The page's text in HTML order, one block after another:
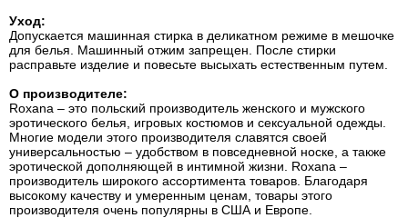
Уход:
Допускается машинная стирка в деликатном режиме в мешочке
для белья. Машинный отжим запрещен. После стирки
расправьте изделие и повесьте высыхать естественным путем.
О производителе:
Roxana – это польский производитель женского и мужского
эротического белья, игровых костюмов и сексуальной одежды.
Многие модели этого производителя славятся своей
универсальностью – удобством в повседневной носке, а также
эротической дополняющей в интимной жизни. Roxana –
производитель широкого ассортимента товаров. Благодаря
высокому качеству и умеренным ценам, товары этого
производителя очень популярны в США и Европе.